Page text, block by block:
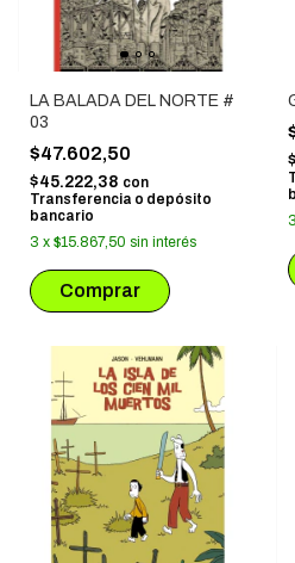
LA BALADA DEL NORTE #
03
$47.602,50
$45.222,38 con
Transferencia o depósito
bancario
3 x $15.867,50 sin interés
3